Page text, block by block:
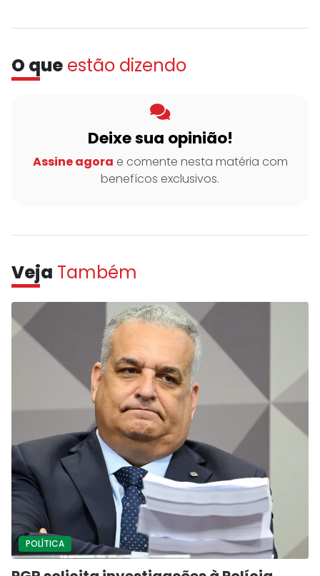
O que estão dizendo
Deixe sua opinião!
Assine agora e comente nesta matéria com
benefícos exclusivos.
Veja Também
POLÍTICA